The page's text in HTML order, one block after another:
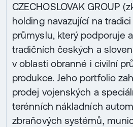
CZECHOSLOVAK GROUP
holding navazující na
průmyslu, který podporuje
tradičních českých a
v oblasti obranné i civilní
produkce. Jeho portfolio
prodej vojenských a
terénních nákladních
zbraňových systémů,